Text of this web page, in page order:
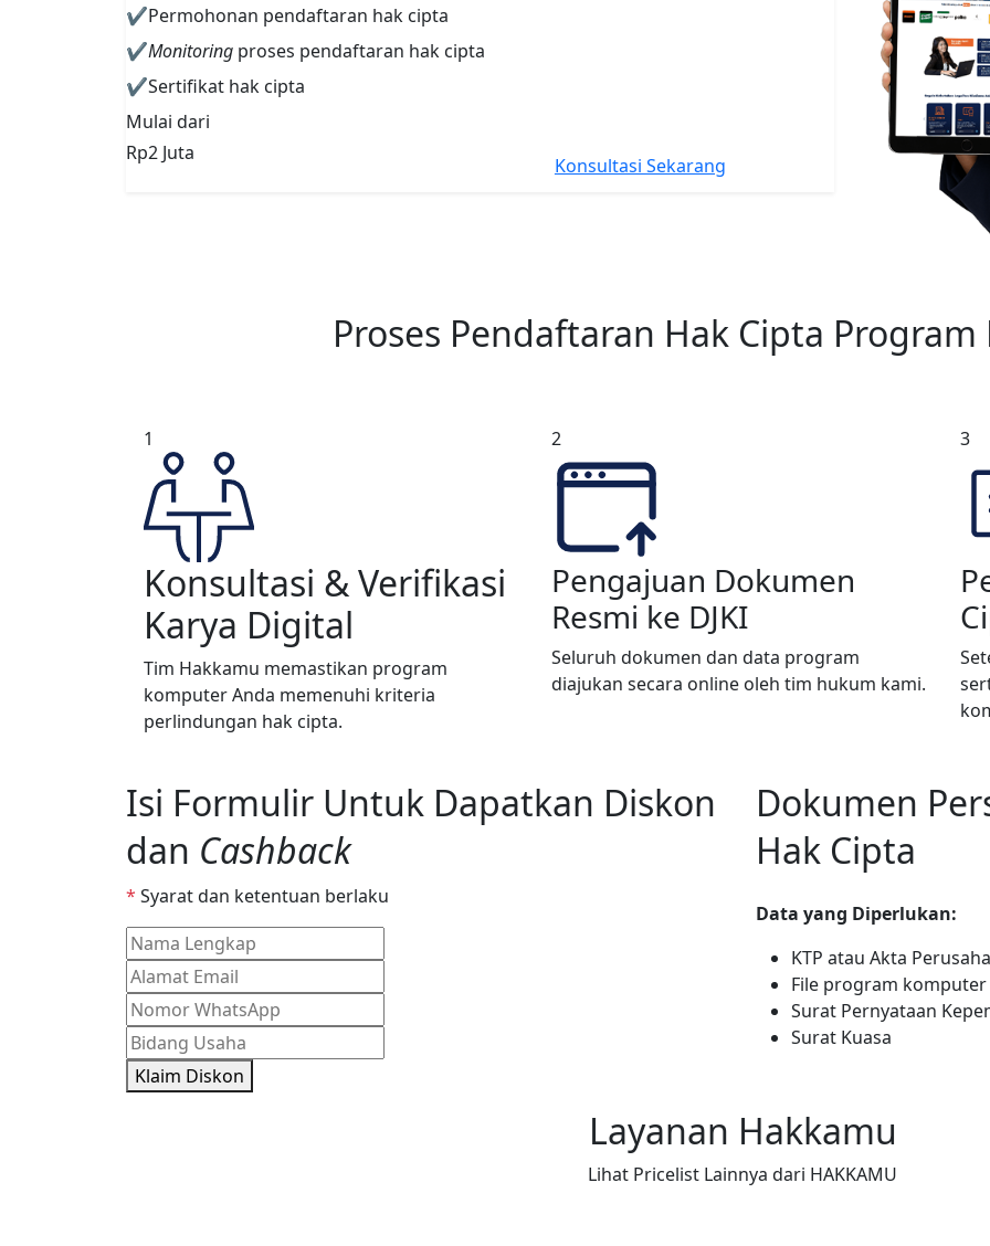
✔Permohonan pendaftaran hak cipta
✔Monitoring proses pendaftaran hak cipta
✔Sertifikat hak cipta
Mulai dari
Rp2 Juta
Konsultasi Sekarang
Proses Pendaftaran Hak Cipta
1
Konsultasi & Verifikasi
Karya Digital
Tim Hakkamu memastikan program
komputer Anda memenuhi kriteria
perlindungan hak cipta.
2
Pengajuan Dokumen
Resmi ke DJKI
Seluruh dokumen dan data program
diajukan secara online oleh tim hukum kami.
3
Isi Formulir Untuk Dapatkan Diskon
dan Cashback
* Syarat dan ketentuan berlaku
Klaim Diskon
Dokumen
Hak Cipta
Data yang Diperlukan:
KTP atau Akta
File program
Surat Pernyataan
Surat Kuasa
Layanan Hakkamu
Lihat Pricelist Lainnya dari HAKKAMU